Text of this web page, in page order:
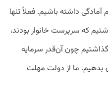
آمادگی داشته باشیم. فعلاً تنها
که سرپرست خانوار بودند،
چون آن‌قدر سرمایه
بدهیم. ما از دولت مهلت